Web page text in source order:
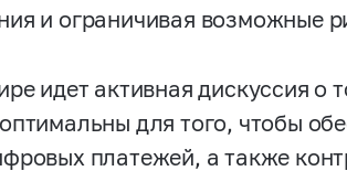
и ограничивая возможные
идет активная дискуссия о
для того, чтобы
платежей, а также